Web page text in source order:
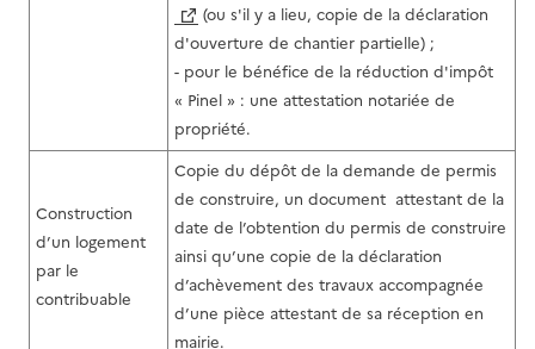
(ou s'il y a lieu, copie de la déclaration
d'ouverture de chantier partielle) ;
- pour le bénéfice de la réduction d'impôt
« Pinel » : une attestation notariée de
propriété.
Construction
d’un logement
par le
contribuable
Copie du dépôt de la demande de permis
de construire, un document attestant de la
date de l’obtention du permis de construire
ainsi qu’une copie de la déclaration
d’achèvement des travaux accompagnée
d’une pièce attestant de sa réception en
mairie.